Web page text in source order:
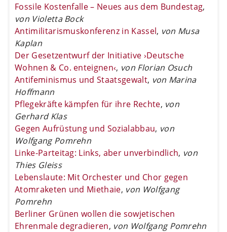
Fossile Kostenfalle – Neues aus dem Bundestag,
von Violetta Bock
Antimilitarismuskonferenz in Kassel, von Musa
Kaplan
Der Gesetzentwurf der Initiative ›Deutsche
Wohnen & Co. enteignen‹, von Florian Osuch
Antifeminismus und Staatsgewalt, von Marina
Hoffmann
Pflegekräfte kämpfen für ihre Rechte, von
Gerhard Klas
Gegen Aufrüstung und Sozialabbau, von
Wolfgang Pomrehn
Linke-Parteitag: Links, aber unverbindlich, von
Thies Gleiss
Lebenslaute: Mit Orchester und Chor gegen
Atomraketen und Miethaie, von Wolfgang
Pomrehn
Berliner Grünen wollen die sowjetischen
Ehrenmale degradieren, von Wolfgang Pomrehn